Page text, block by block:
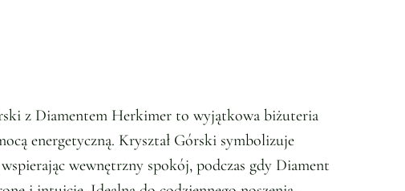
z Diamentem Herkimer to wyjątkowa biżuteria
energetyczną. Kryształ Górski symbolizuje
wewnętrzny spokój, podczas gdy Diament